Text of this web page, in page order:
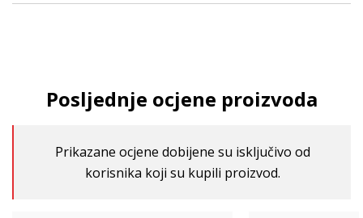
Posljednje ocjene proizvoda
Prikazane ocjene dobijene su isključivo od
korisnika koji su kupili proizvod.